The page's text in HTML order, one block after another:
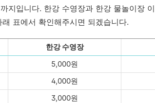
지입니다. 한강 수영장과 한강 물놀이장
표에서 확인해주시면 되겠습니다.
한강 수영장
5,000원
4,000원
3,000원